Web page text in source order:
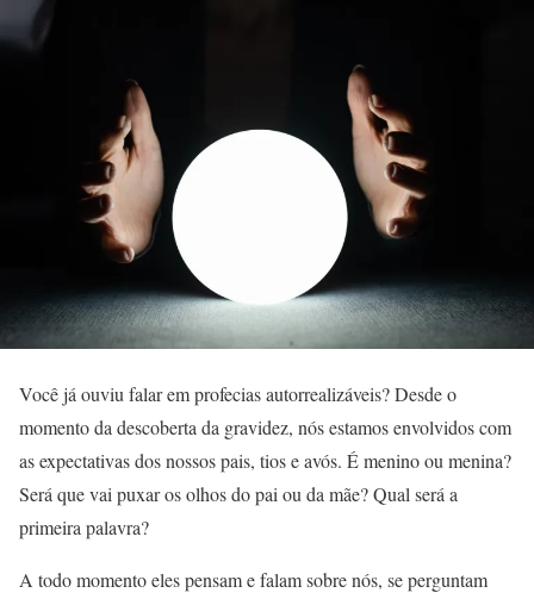
Você já ouviu falar em profecias autorrealizáveis? Desde o
momento da descoberta da gravidez, nós estamos envolvidos com
as expectativas dos nossos pais, tios e avós. É menino ou menina?
Será que vai puxar os olhos do pai ou da mãe? Qual será a
primeira palavra?
A todo momento eles pensam e falam sobre nós, se perguntam